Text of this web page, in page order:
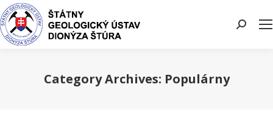
Search:
Category Archives: Populárny